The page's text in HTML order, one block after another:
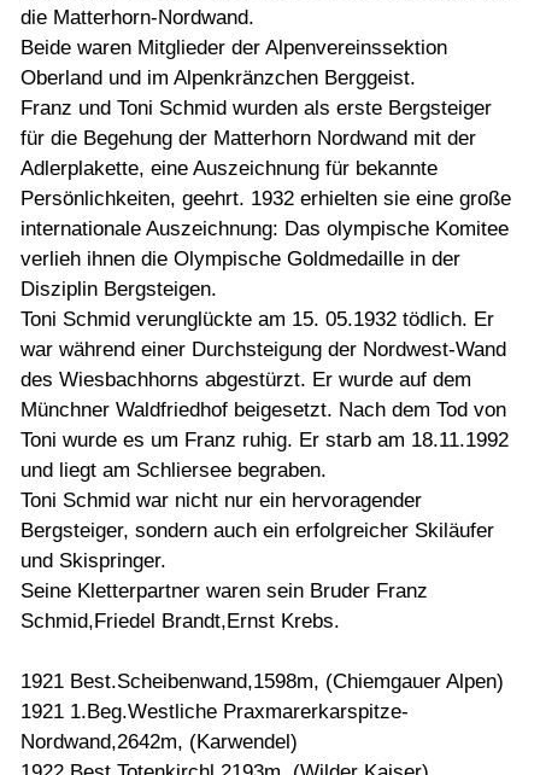
die Matterhorn-Nordwand.
Beide waren Mitglieder der Alpenvereinssektion
Oberland und im Alpenkränzchen Berggeist.
Franz und Toni Schmid wurden als erste Bergsteiger
für die Begehung der Matterhorn Nordwand mit der
Adlerplakette, eine Auszeichnung für bekannte
Persönlichkeiten, geehrt. 1932 erhielten sie eine große
internationale Auszeichnung: Das olympische Komitee
verlieh ihnen die Olympische Goldmedaille in der
Disziplin Bergsteigen.
Toni Schmid verunglückte am 15. 05.1932 tödlich. Er
war während einer Durchsteigung der Nordwest-Wand
des Wiesbachhorns abgestürzt. Er wurde auf dem
Münchner Waldfriedhof beigesetzt. Nach dem Tod von
Toni wurde es um Franz ruhig. Er starb am 18.11.1992
und liegt am Schliersee begraben.
Toni Schmid war nicht nur ein hervoragender
Bergsteiger, sondern auch ein erfolgreicher Skiläufer
und Skispringer.
Seine Kletterpartner waren sein Bruder Franz
Schmid,Friedel Brandt,Ernst Krebs.
1921 Best.Scheibenwand,1598m, (Chiemgauer Alpen)
1921 1.Beg.Westliche Praxmarerkarspitze-
Nordwand,2642m, (Karwendel)